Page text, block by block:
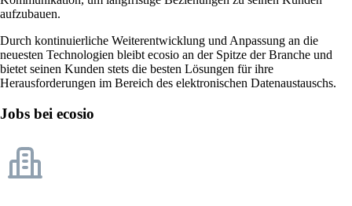
aufzubauen.
Durch kontinuierliche Weiterentwicklung und Anpassung an die
neuesten Technologien bleibt ecosio an der Spitze der Branche und
bietet seinen Kunden stets die besten Lösungen für ihre
Herausforderungen im Bereich des elektronischen Datenaustauschs.
Jobs bei ecosio